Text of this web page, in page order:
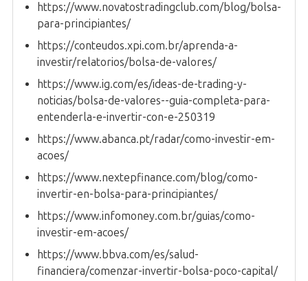
https://www.novatostradingclub.com/blog/bolsa-
para-principiantes/
https://conteudos.xpi.com.br/aprenda-a-
investir/relatorios/bolsa-de-valores/
https://www.ig.com/es/ideas-de-trading-y-
noticias/bolsa-de-valores--guia-completa-para-
entenderla-e-invertir-con-e-250319
https://www.abanca.pt/radar/como-investir-em-
acoes/
https://www.nextepfinance.com/blog/como-
invertir-en-bolsa-para-principiantes/
https://www.infomoney.com.br/guias/como-
investir-em-acoes/
https://www.bbva.com/es/salud-
financiera/comenzar-invertir-bolsa-poco-capital/